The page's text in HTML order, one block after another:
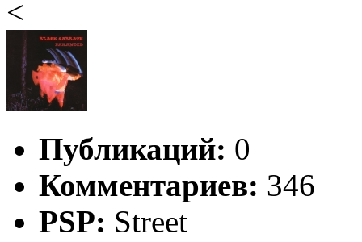
<
Публикаций: 0
Комментариев: 346
PSP: Street